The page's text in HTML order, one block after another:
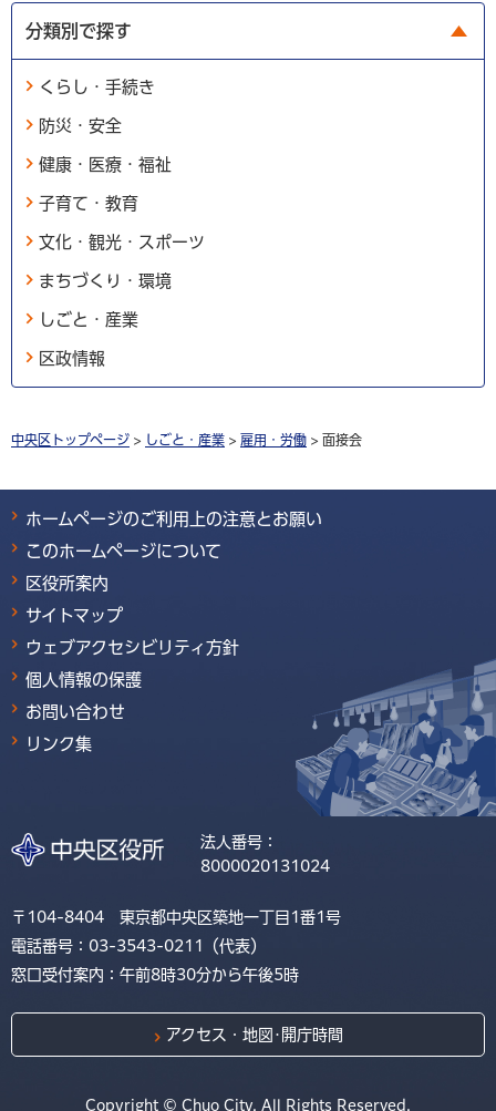
分類別で探す
くらし・手続き
防災・安全
健康・医療・福祉
子育て・教育
文化・観光・スポーツ
まちづくり・環境
しごと・産業
区政情報
中央区トップページ > しごと・産業 > 雇用・労働 > 面接会
ホームページのご利用上の注意とお願い
このホームページについて
区役所案内
サイトマップ
ウェブアクセシビリティ方針
個人情報の保護
お問い合わせ
リンク集
法人番号：
8000020131024
〒104-8404 東京都中央区築地一丁目1番1号
電話番号：03-3543-0211（代表）
窓口受付案内：午前8時30分から午後5時
アクセス・地図･開庁時間
Copyright © Chuo City. All Rights Reserved.